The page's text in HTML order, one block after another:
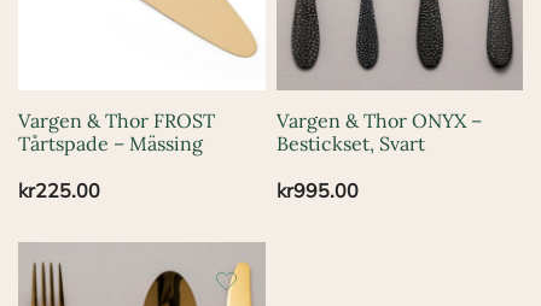
Vargen & Thor FROST
Tårtspade – Mässing
kr225.00
Vargen & Thor ONYX –
Bestickset, Svart
kr995.00